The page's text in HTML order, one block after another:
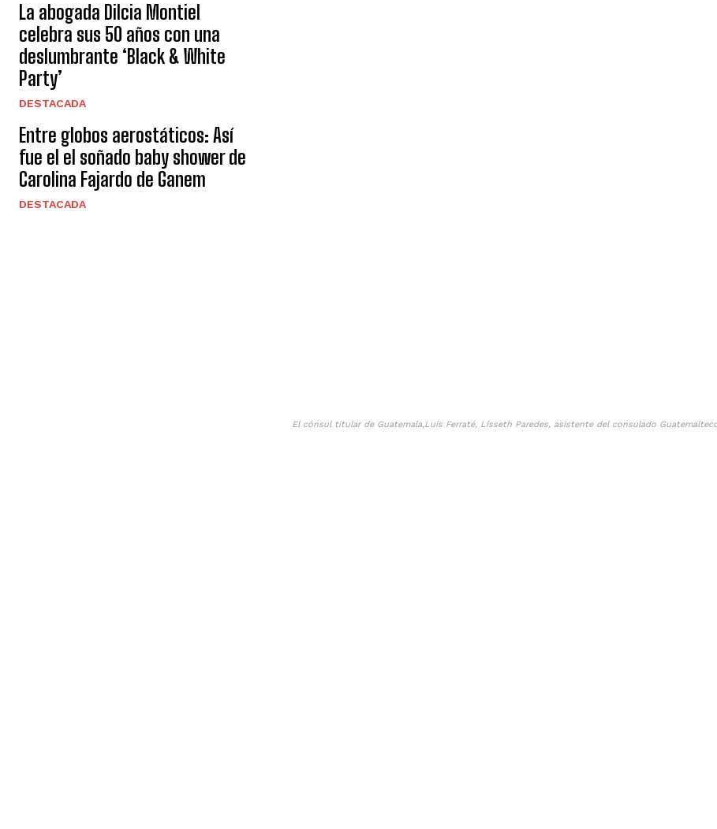
La abogada Dilcia Montiel
celebra sus 50 años con una
deslumbrante ‘Black & White
Party’
DESTACADA
Entre globos aerostáticos: Así
fue el el soñado baby shower de
Carolina Fajardo de Ganem
DESTACADA
El cónsul titular de Guatemala,Luis Ferraté, Lisseth Paredes, asistente del consulado